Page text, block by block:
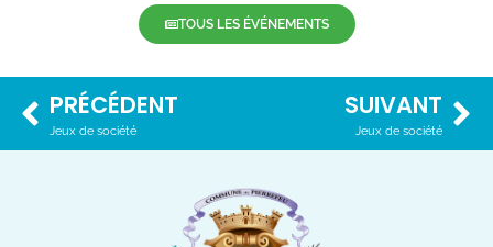
TOUS LES ÉVÉNEMENTS
PRÉCÉDENT
Jeux de société
SUIVANT
Jeux de société